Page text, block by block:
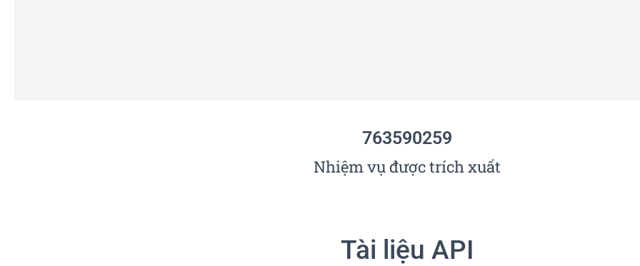
Nhiệm vụ được trích xuất
763590259
Tài liệu API